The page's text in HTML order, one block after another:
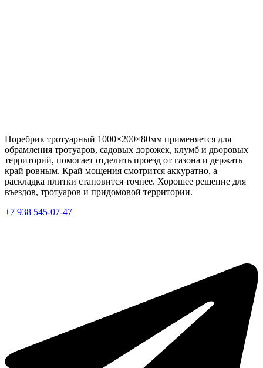
Поребрик тротуарный 1000×200×80мм применяется для
обрамления тротуаров, садовых дорожек, клумб и дворовых
территорий, помогает отделить проезд от газона и держать
край ровным. Край мощения смотрится аккуратно, а
раскладка плитки становится точнее. Хорошее решение для
въездов, тротуаров и придомовой территории.
+7 938 545-07-47